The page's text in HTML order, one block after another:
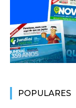
POPULARES